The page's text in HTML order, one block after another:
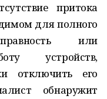
притока
для полного
или
устройств,
отключить его
обнаружит